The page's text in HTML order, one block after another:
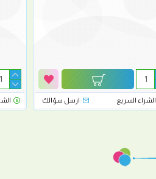
الشراء السريع ارسل سؤالك